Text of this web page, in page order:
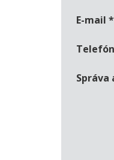
E-mail *
Telefón
Správa